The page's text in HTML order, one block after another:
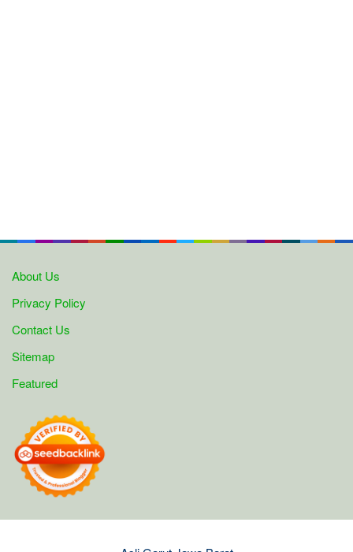
About Us
Privacy Policy
Contact Us
Sitemap
Featured